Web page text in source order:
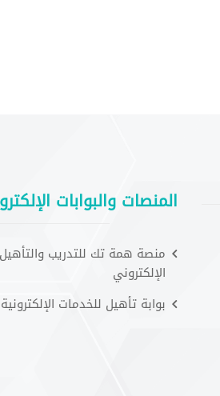
المنصات والبوابات
منصة همة تك للتدريب والتأهيل
الإلكتروني
بوابة تأهيل للخدمات الإلكترونية